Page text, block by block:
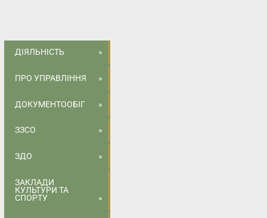
ДІЯЛЬНІСТЬ
ПРО УПРАВЛІННЯ
ДОКУМЕНТООБІГ
ЗЗСО
ЗДО
ЗАКЛАДИ
КУЛЬТУРИ ТА
СПОРТУ